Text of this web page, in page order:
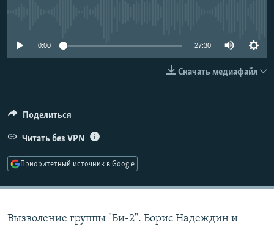
0:00 27:30
Скачать медиафайл
Поделиться
Читать без VPN
Приоритетный источник в Google
Вызволение группы "Би-2". Борис Надеждин и